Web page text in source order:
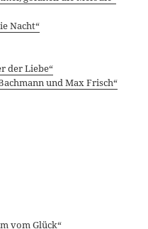
Nacht“
der Liebe“
und Max Frisch“
vom Glück“